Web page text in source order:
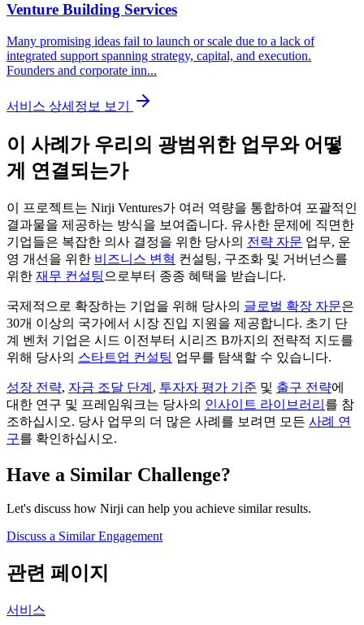
Venture Building Services
Many promising ideas fail to launch or scale due to a lack of
integrated support spanning strategy, capital, and execution.
Founders and corporate inn...
서비스 상세정보 보기
이 사례가 우리의 광범위한 업무와 어떻
게 연결되는가
이 프로젝트는 Nirji Ventures가 여러 역량을 통합하여 포괄적인
결과물을 제공하는 방식을 보여줍니다. 유사한 문제에 직면한
기업들은 복잡한 의사 결정을 위한 당사의 전략 자문 업무, 운
영 개선을 위한 비즈니스 변혁 컨설팅, 구조화 및 거버넌스를
위한 재무 컨설팅 으로부터 종종 혜택을 받습니다.
국제적으로 확장하는 기업을 위해 당사의 글로벌 확장 자문은
30개 이상의 국가에서 시장 진입 지원을 제공합니다. 초기 단
계 벤처 기업은 시드 이전부터 시리즈 B까지의 전략적 지도를
위해 당사의 스타트업 컨설팅 업무를 탐색할 수 있습니다.
성장 전략, 자금 조달 단계 , 투자자 평가 기준 및 출구 전략에
대한 연구 및 프레임워크는 당사의 인사이트 라이브러리 를 참
조하십시오. 당사 업무의 더 많은 사례를 보려면 모든 사례 연
구를 확인하십시오.
Have a Similar Challenge?
Let's discuss how Nirji can help you achieve similar results.
Discuss a Similar Engagement
관련 페이지
서비스